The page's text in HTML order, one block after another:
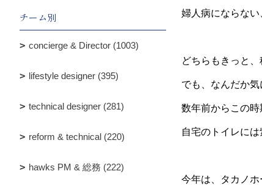
婦人病にならない
どちらもきっと
でも、なんだか気
数年前からこの時
自宅のトイレには
今年は、タカノ
チーム別
concierge & Director (1003)
lifestyle designer (395)
technical designer (281)
reform & technical (220)
hawks PM & 総務 (222)